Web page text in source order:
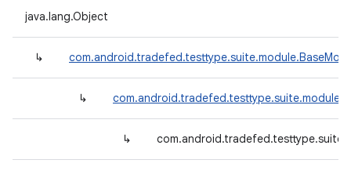
java.lang.Object
↳
↳
↳